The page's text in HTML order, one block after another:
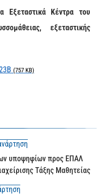
Εξεταστικά Κέντρα του
εξεταστικής
(757 KB)
υποψηφίων προς ΕΠΑΛ
Τάξης Μαθητείας